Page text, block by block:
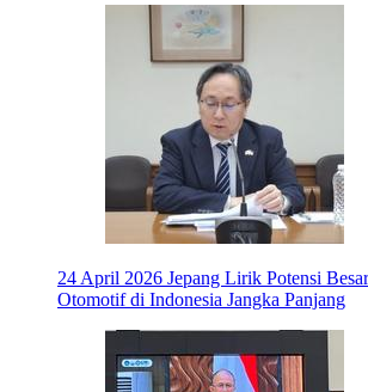
24 April 2026 Jepang Lirik Potensi
Otomotif di Indonesia Jangka Panjang